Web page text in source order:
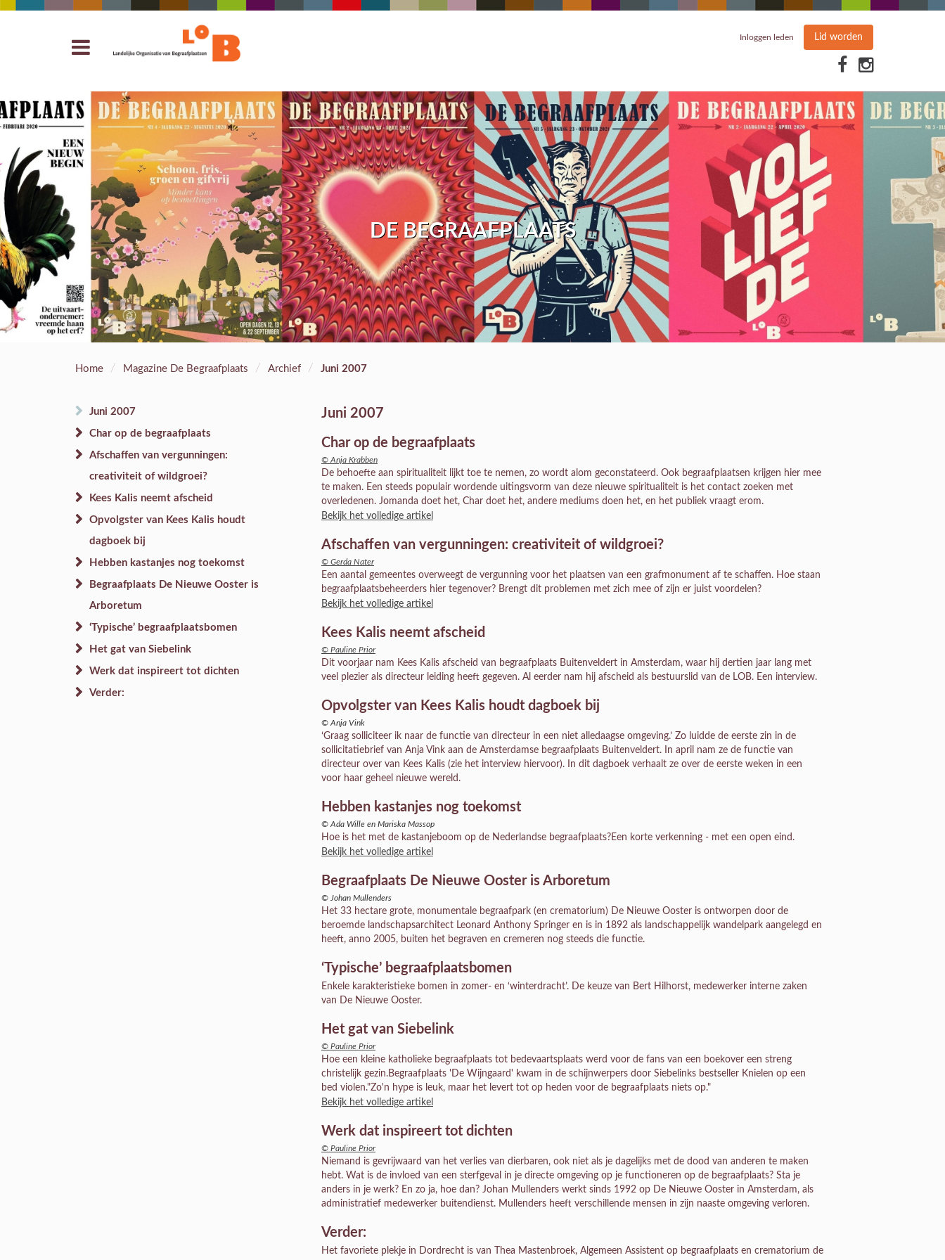
Inloggen leden Lid worden
DE BEGRAAFPLAATS
Home / Magazine De Begraafplaats / Archief / Juni 2007
Juni 2007
Char op de begraafplaats
Afschaffen van vergunningen:
creativiteit of wildgroei?
Kees Kalis neemt afscheid
Opvolgster van Kees Kalis houdt
dagboek bij
Hebben kastanjes nog toekomst
Begraafplaats De Nieuwe Ooster is
Arboretum
‘Typische’ begraafplaatsbomen
Het gat van Siebelink
Werk dat inspireert tot dichten
Verder:
Juni 2007
Char op de begraafplaats
© Anja Krabben
De behoefte aan spiritualiteit lijkt toe te nemen, zo wordt alom geconstateerd. Ook begraafplaatsen krijgen hier mee
te maken. Een steeds populair wordende uitingsvorm van deze nieuwe spiritualiteit is het contact zoeken met
overledenen. Jomanda doet het, Char doet het, andere mediums doen het, en het publiek vraagt erom.
Bekijk het volledige artikel
Afschaffen van vergunningen: creativiteit of wildgroei?
© Gerda Nater
Een aantal gemeentes overweegt de vergunning voor het plaatsen van een grafmonument af te schaffen. Hoe staan
begraafplaatsbeheerders hier tegenover? Brengt dit problemen met zich mee of zijn er juist voordelen?
Bekijk het volledige artikel
Kees Kalis neemt afscheid
© Pauline Prior
Dit voorjaar nam Kees Kalis afscheid van begraafplaats Buitenveldert in Amsterdam, waar hij dertien jaar lang met
veel plezier als directeur leiding heeft gegeven. Al eerder nam hij afscheid als bestuurslid van de LOB. Een interview.
Opvolgster van Kees Kalis houdt dagboek bij
© Anja Vink
‘Graag solliciteer ik naar de functie van directeur in een niet alledaagse omgeving.’ Zo luidde de eerste zin in de
sollicitatiebrief van Anja Vink aan de Amsterdamse begraafplaats Buitenveldert. In april nam ze de functie van
directeur over van Kees Kalis (zie het interview hiervoor). In dit dagboek verhaalt ze over de eerste weken in een
voor haar geheel nieuwe wereld.
Hebben kastanjes nog toekomst
© Ada Wille en Mariska Massop
Hoe is het met de kastanjeboom op de Nederlandse begraafplaats?Een korte verkenning - met een open eind.
Bekijk het volledige artikel
Begraafplaats De Nieuwe Ooster is Arboretum
© Johan Mullenders
Het 33 hectare grote, monumentale begraafpark (en crematorium) De Nieuwe Ooster is ontworpen door de
beroemde landschapsarchitect Leonard Anthony Springer en is in 1892 als landschappelijk wandelpark aangelegd en
heeft, anno 2005, buiten het begraven en cremeren nog steeds die functie.
‘Typische’ begraafplaatsbomen
Enkele karakteristieke bomen in zomer- en ‘winterdracht’. De keuze van Bert Hilhorst, medewerker interne zaken
van De Nieuwe Ooster.
Het gat van Siebelink
© Pauline Prior
Hoe een kleine katholieke begraafplaats tot bedevaartsplaats werd voor de fans van een boekover een streng
christelijk gezin.Begraafplaats 'De Wijngaard' kwam in de schijnwerpers door Siebelinks bestseller Knielen op een
bed violen."Zo'n hype is leuk, maar het levert tot op heden voor de begraafplaats niets op."
Bekijk het volledige artikel
Werk dat inspireert tot dichten
© Pauline Prior
Niemand is gevrijwaard van het verlies van dierbaren, ook niet als je dagelijks met de dood van anderen te maken
hebt. Wat is de invloed van een sterfgeval in je directe omgeving op je functioneren op de begraafplaats? Sta je
anders in je werk? En zo ja, hoe dan? Johan Mullenders werkt sinds 1992 op De Nieuwe Ooster in Amsterdam, als
administratief medewerker buitendienst. Mullenders heeft verschillende mensen in zijn naaste omgeving verloren.
Verder:
Het favoriete plekje in Dordrecht is van Thea Mastenbroek, Algemeen Assistent op begraafplaats en crematorium de